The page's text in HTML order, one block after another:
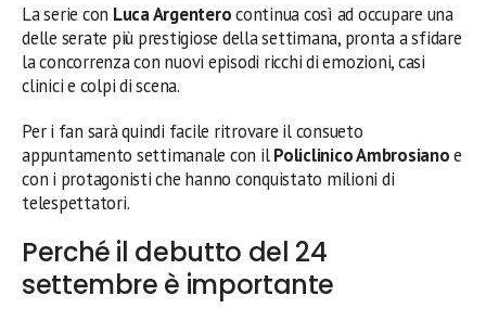
La serie con Luca Argenterocontinua così ad occupare una
delle serate più prestigiose della settimana, pronta a sfidare
la concorrenza con nuovi episodi ricchi di emozioni, casi
clinici e colpi di scena.
Per i fan sarà quindi facile ritrovare il consueto
appuntamento settimanale con ilPoliclinico Ambrosianoe
con i protagonisti che hanno conquistato milioni di
telespettatori.
Perché il debutto del 24
settembre è importante